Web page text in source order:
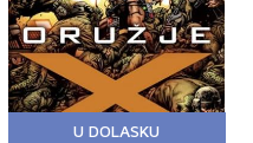
U DOLASKU